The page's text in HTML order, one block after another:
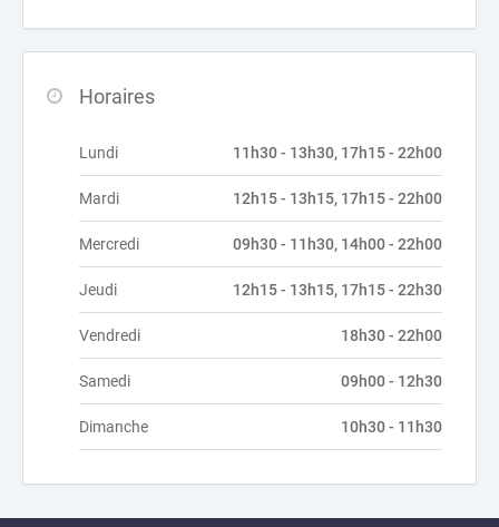
Horaires
Lundi 11h30 - 13h30, 17h15 - 22h00
Mardi 12h15 - 13h15, 17h15 - 22h00
Mercredi 09h30 - 11h30, 14h00 - 22h00
Jeudi 12h15 - 13h15, 17h15 - 22h30
Vendredi 18h30 - 22h00
Samedi 09h00 - 12h30
Dimanche 10h30 - 11h30